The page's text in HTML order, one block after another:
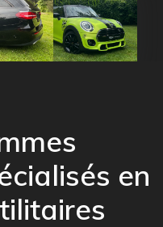
en